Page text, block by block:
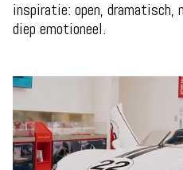
inspiratie: open, dramatisch,
diep emotioneel.